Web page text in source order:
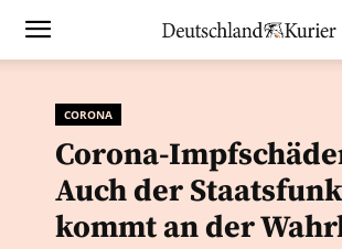
CORONA
Corona-
Auch der Staatsfunk
kommt an der